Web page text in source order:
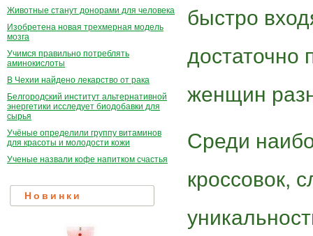
Животные станут донорами для человека
Изобретена новая трехмерная модель
мозга
Учимся правильно потреблять
аминокислоты
В Чехии найдено лекарство от рака
Белгородский институт альтернативной
энергетики исследует биодобавки для
сырья
Учёные определили группу витаминов
для красоты и молодости кожи
Ученые назвали кофе напитком счастья
Новинки
быстро
достаточно
женщин
Среди
кроссовок,